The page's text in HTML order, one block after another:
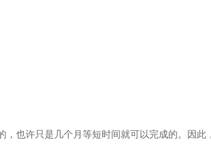
也许只是几个月等短时间就可以完成的。因